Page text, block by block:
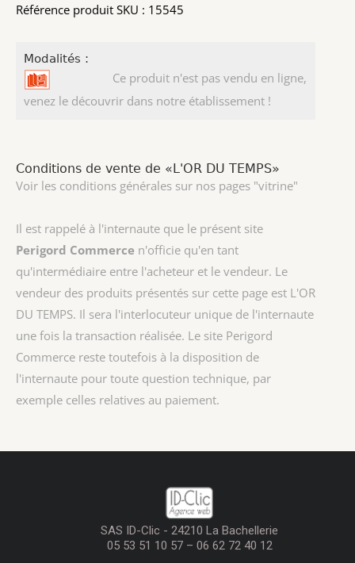
Référence produit SKU : 15545
Modalités :
Ce produit n'est pas vendu en ligne,
venez le découvrir dans notre établissement !
Conditions de vente de «L'OR DU TEMPS»
Voir les conditions générales sur nos pages "vitrine"
Il est rappelé à l'internaute que le présent site
Perigord Commerce n'officie qu'en tant
qu'intermédiaire entre l'acheteur et le vendeur. Le
vendeur des produits présentés sur cette page est L'OR
DU TEMPS. Il sera l'interlocuteur unique de l'internaute
une fois la transaction réalisée. Le site Perigord
Commerce reste toutefois à la disposition de
l'internaute pour toute question technique, par
exemple celles relatives au paiement.
SAS ID-Clic - 24210 La Bachellerie
05 53 51 10 57 – 06 62 72 40 12